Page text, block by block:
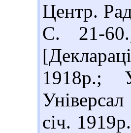
Центр.
С. 21-
1918р.;
січ.